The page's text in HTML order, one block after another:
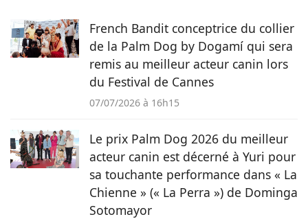
choisi de se former au sein du magazine Pets Dating pour
intégrer une communauté qui partage sa passion.
French Bandit conceptrice du collier
de la Palm Dog by Dogamí qui sera
remis au meilleur acteur canin lors
du Festival de Cannes
07/07/2026 à 16h15
Le prix Palm Dog 2026 du meilleur
acteur canin est décerné à Yuri pour
sa touchante performance dans « La
Chienne » (« La Perra ») de Dominga
Sotomayor